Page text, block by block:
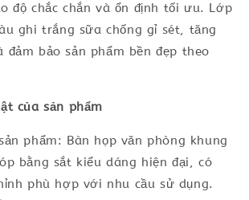
độ chắc chắn và ổn định tối ưu. Lớp
ghi trắng sữa chống gỉ sét, tăng
bảo sản phẩm bền đẹp theo
của sản phẩm
phẩm: Bàn họp văn phòng khung
bằng sắt kiểu dáng hiện đại, có
phù hợp với nhu cầu sử dụng.